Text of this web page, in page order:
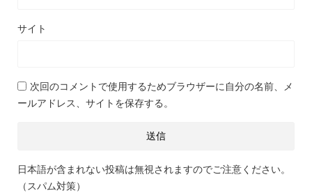
サイト
次回のコメントで使用するためブラウザーに自分の名前、メ
ールアドレス、サイトを保存する。
日本語が含まれない投稿は無視されますのでご注意ください。
（スパム対策）